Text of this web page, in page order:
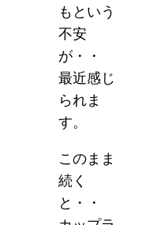
もという
不安
が・・
最近感じ
られま
す。
このまま
続く
と・・